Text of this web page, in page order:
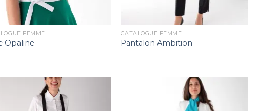
FEMME
Opaline
CATALOGUE FEMME
Pantalon Ambition